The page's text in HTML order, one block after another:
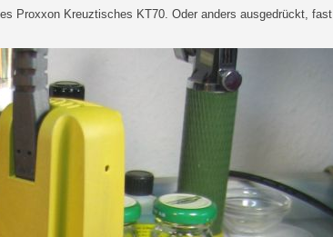
Proxxon Kreuztisches KT70. Oder anders ausgedrückt, fast